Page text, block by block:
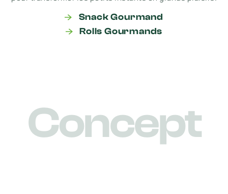
Snack Gourmand
Rolls Gourmands
Concept